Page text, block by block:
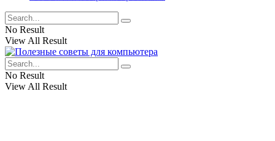
No Result
View All Result
No Result
View All Result